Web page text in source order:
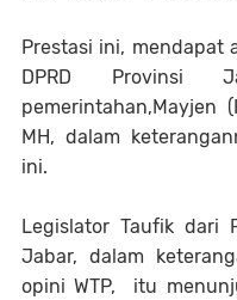
Prestasi ini, mendapat
DPRD Provinsi
pemerintahan,Mayjen
MH, dalam
ini.
Legislator Taufik dari
Jabar, dalam
opini WTP, itu